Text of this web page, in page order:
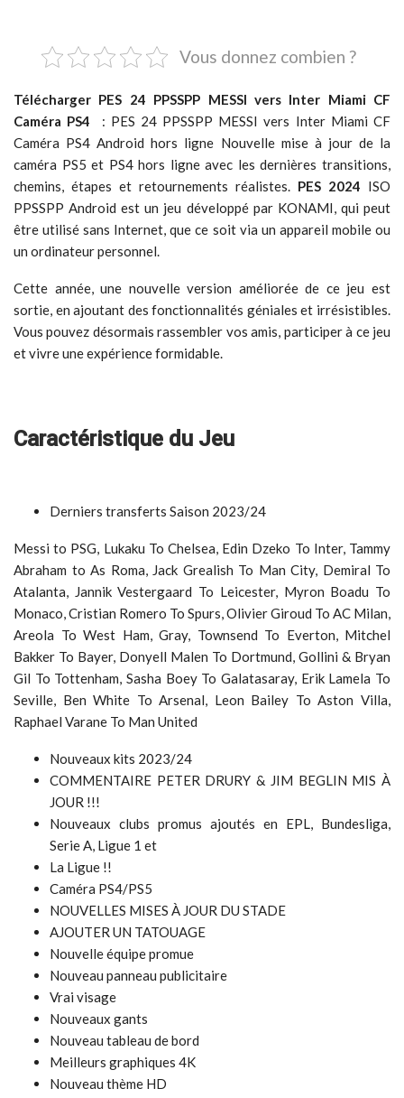
Vous donnez combien ?
Télécharger PES 24 PPSSPP MESSI vers Inter Miami CF
Caméra PS4 : PES 24 PPSSPP MESSI vers Inter Miami CF
Caméra PS4 Android hors ligne Nouvelle mise à jour de la
caméra PS5 et PS4 hors ligne avec les dernières transitions,
chemins, étapes et retournements réalistes. PES 2024 ISO
PPSSPP Android est un jeu développé par KONAMI, qui peut
être utilisé sans Internet, que ce soit via un appareil mobile ou
un ordinateur personnel.
Cette année, une nouvelle version améliorée de ce jeu est
sortie, en ajoutant des fonctionnalités géniales et irrésistibles.
Vous pouvez désormais rassembler vos amis, participer à ce jeu
et vivre une expérience formidable.
Caractéristique du Jeu
Derniers transferts Saison 2023/24
Messi to PSG, Lukaku To Chelsea, Edin Dzeko To Inter, Tammy
Abraham to As Roma, Jack Grealish To Man City, Demiral To
Atalanta, Jannik Vestergaard To Leicester, Myron Boadu To
Monaco, Cristian Romero To Spurs, Olivier Giroud To AC Milan,
Areola To West Ham, Gray, Townsend To Everton, Mitchel
Bakker To Bayer, Donyell Malen To Dortmund, Gollini & Bryan
Gil To Tottenham, Sasha Boey To Galatasaray, Erik Lamela To
Seville, Ben White To Arsenal, Leon Bailey To Aston Villa,
Raphael Varane To Man United
Nouveaux kits 2023/24
COMMENTAIRE PETER DRURY & JIM BEGLIN MIS À
JOUR !!!
Nouveaux clubs promus ajoutés en EPL, Bundesliga,
Serie A, Ligue 1 et
La Ligue !!
Caméra PS4/PS5
NOUVELLES MISES À JOUR DU STADE
AJOUTER UN TATOUAGE
Nouvelle équipe promue
Nouveau panneau publicitaire
Vrai visage
Nouveaux gants
Nouveau tableau de bord
Meilleurs graphiques 4K
Nouveau thème HD